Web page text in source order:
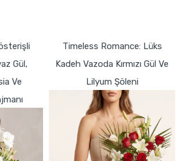
Gül,
Ve
Timeless Romance: Lüks
Kadeh Vazoda Kırmızı Gül Ve
Lilyum Şöleni